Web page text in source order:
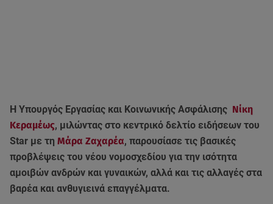
Η Υπουργός Εργασίας και Κοινωνικής Ασφάλισης Νίκη
Κεραμέως, μιλώντας στο κεντρικό δελτίο ειδήσεων του
Star με τη Μάρα Ζαχαρέα, παρουσίασε τις βασικές
προβλέψεις του νέου νομοσχεδίου για την ισότητα
αμοιβών ανδρών και γυναικών, αλλά και τις αλλαγές στα
βαρέα και ανθυγιεινά επαγγέλματα.